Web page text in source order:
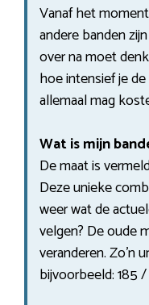
Vanaf het
andere banden
over na moet
hoe intensief je
allemaal mag
Wat is mijn
De maat is
Deze unieke
weer wat de
velgen? De oude
veranderen. Zo’n
bijvoorbeeld: 185